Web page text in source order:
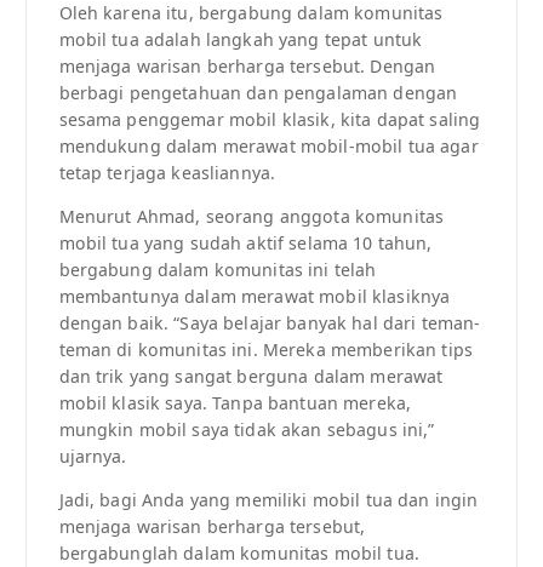
Oleh karena itu, bergabung dalam komunitas
mobil tua adalah langkah yang tepat untuk
menjaga warisan berharga tersebut. Dengan
berbagi pengetahuan dan pengalaman dengan
sesama penggemar mobil klasik, kita dapat saling
mendukung dalam merawat mobil-mobil tua agar
tetap terjaga keasliannya.
Menurut Ahmad, seorang anggota komunitas
mobil tua yang sudah aktif selama 10 tahun,
bergabung dalam komunitas ini telah
membantunya dalam merawat mobil klasiknya
dengan baik. “Saya belajar banyak hal dari teman-
teman di komunitas ini. Mereka memberikan tips
dan trik yang sangat berguna dalam merawat
mobil klasik saya. Tanpa bantuan mereka,
mungkin mobil saya tidak akan sebagus ini,”
ujarnya.
Jadi, bagi Anda yang memiliki mobil tua dan ingin
menjaga warisan berharga tersebut,
bergabunglah dalam komunitas mobil tua.